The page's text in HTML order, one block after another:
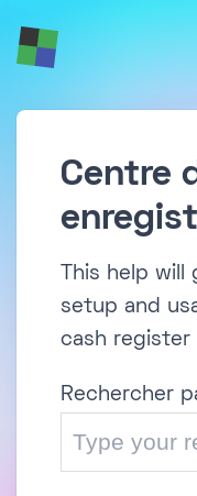
Centre
This help
setup and
cash register
Rechercher